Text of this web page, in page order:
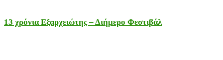
13 χρόνια Εξαρχειώτης – Διήμερο Φεστιβάλ